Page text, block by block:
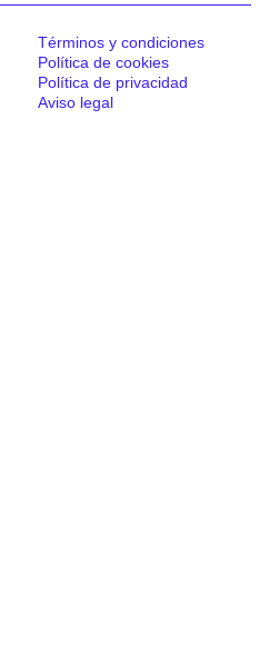
Términos y condiciones
Política de cookies
Política de privacidad
Aviso legal